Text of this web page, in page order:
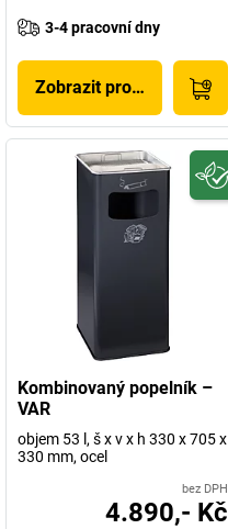
3-4 pracovní dny
Zobrazit produkt
Kombinovaný popelník –
VAR
objem 53 l, š x v x h 330 x 705 x
330 mm, ocel
bez DPH
4.890,- Kč